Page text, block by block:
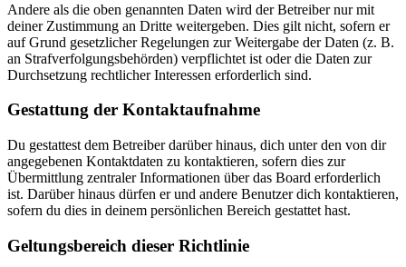
Andere als die oben genannten Daten wird der Betreiber nur mit
deiner Zustimmung an Dritte weitergeben. Dies gilt nicht, sofern er
auf Grund gesetzlicher Regelungen zur Weitergabe der Daten (z. B.
an Strafverfolgungsbehörden) verpflichtet ist oder die Daten zur
Durchsetzung rechtlicher Interessen erforderlich sind.
Gestattung der Kontaktaufnahme
Du gestattest dem Betreiber darüber hinaus, dich unter den von dir
angegebenen Kontaktdaten zu kontaktieren, sofern dies zur
Übermittlung zentraler Informationen über das Board erforderlich
ist. Darüber hinaus dürfen er und andere Benutzer dich kontaktieren,
sofern du dies in deinem persönlichen Bereich gestattet hast.
Geltungsbereich dieser Richtlinie